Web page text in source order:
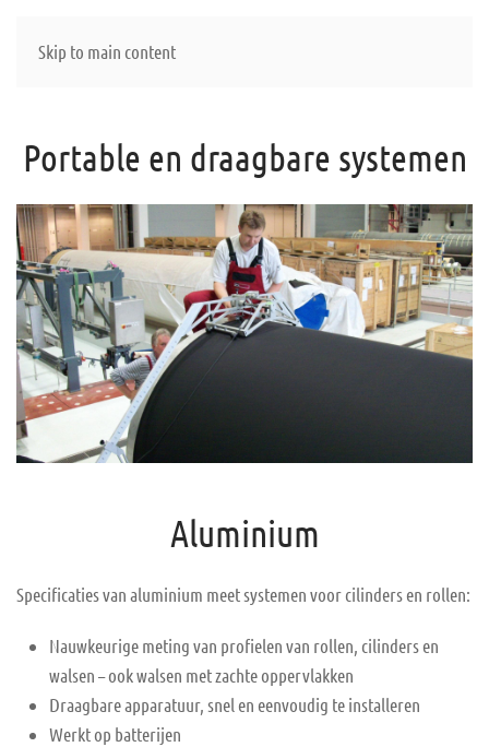
Skip to main content
Portable en draagbare systemen
Aluminium
Specificaties van aluminium meet systemen voor cilinders en rollen:
Nauwkeurige meting van profielen van rollen, cilinders en
walsen – ook walsen met zachte oppervlakken
Draagbare apparatuur, snel en eenvoudig te installeren
Werkt op batterijen